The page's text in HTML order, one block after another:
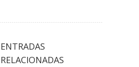
ENTRADAS
RELACIONADAS